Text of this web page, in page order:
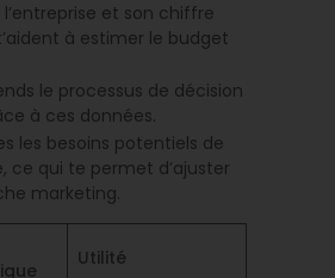
l’entreprise et son chiffre
à estimer le budget
le processus de décision
à ces données.
les besoins potentiels de
ce qui te permet d’ajuster
marketing.
Utilité